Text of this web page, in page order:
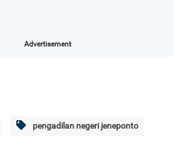
Advertisement
pengadilan negeri jeneponto